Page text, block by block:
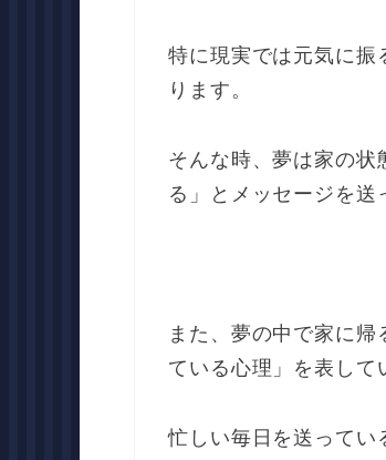
特に現実では元気に振
ります。
そんな時、夢は家の状
る」とメッセージを送
また、夢の中で家に
ている心理」を表して
忙しい毎日を送ってい